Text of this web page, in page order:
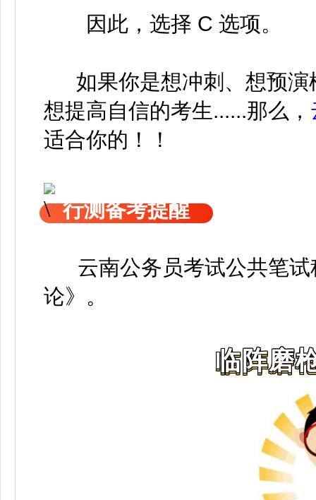
因此，选择 C 选项。
如果你是想冲刺、想预演
想提高自信的考生......那么，
适合你的！！
行测备考提醒
云南公务员考试公共笔试
论》 。
临阵磨